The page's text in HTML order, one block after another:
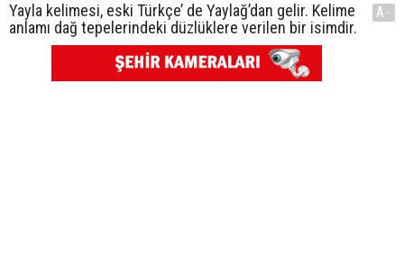
Yayla kelimesi, eski Türkçe’ de Yaylağ’dan gelir. Kelime
anlamı dağ tepelerindeki düzlüklere verilen bir isimdir.
A-